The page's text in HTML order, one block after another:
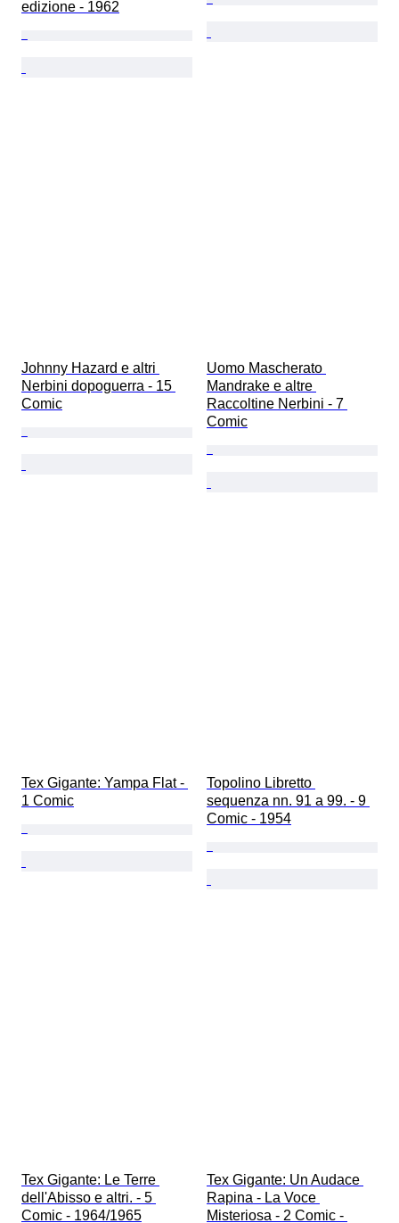
edizione - 1962
Johnny Hazard e altri
Nerbini dopoguerra - 15
Comic
Uomo Mascherato
Mandrake e altre
Raccoltine Nerbini - 7
Comic
Tex Gigante: Yampa Flat -
1 Comic
Topolino Libretto
sequenza nn. 91 a 99. - 9
Comic - 1954
Tex Gigante: Le Terre
dell'Abisso e altri. - 5
Comic - 1964/1965
Tex Gigante: Un Audace
Rapina - La Voce
Misteriosa - 2 Comic -